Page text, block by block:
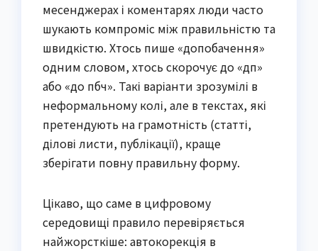
месенджерах і коментарях люди часто
шукають компроміс між правильністю та
швидкістю. Хтось пише «допобачення»
одним словом, хтось скорочує до «дп»
або «до пбч». Такі варіанти зрозумілі в
неформальному колі, але в текстах, які
претендують на грамотність (статті,
ділові листи, публікації), краще
зберігати повну правильну форму.
Цікаво, що саме в цифровому
середовищі правило перевіряється
найжорсткіше: автокорекція в